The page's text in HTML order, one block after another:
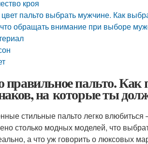
кроя
пальто выбрать мужчине. Как
обращать внимание при выборе
правильное пальто. Как
на которые ты
стильные пальто легко
столько модных моделей, что
а что уж говорить о люксовых